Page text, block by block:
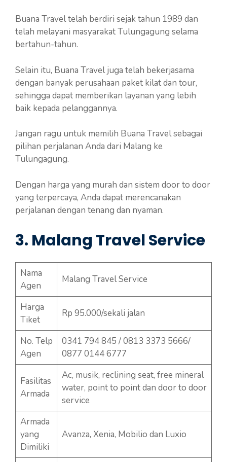
Buana Travel telah berdiri sejak tahun 1989 dan
telah melayani masyarakat Tulungagung selama
bertahun-tahun.
Selain itu, Buana Travel juga telah bekerjasama
dengan banyak perusahaan paket kilat dan tour,
sehingga dapat memberikan layanan yang lebih
baik kepada pelanggannya.
Jangan ragu untuk memilih Buana Travel sebagai
pilihan perjalanan Anda dari Malang ke
Tulungagung.
Dengan harga yang murah dan sistem door to door
yang terpercaya, Anda dapat merencanakan
perjalanan dengan tenang dan nyaman.
3. Malang Travel Service
Nama
Agen
Malang Travel Service
Harga
Tiket
Rp 95.000/sekali jalan
No. Telp
Agen
0341 794 845 / 0813 3373 5666/
0877 0144 6777
Fasilitas
Armada
Ac, musik, reclining seat, free mineral
water, point to point dan door to door
service
Armada
yang
Dimiliki
Avanza, Xenia, Mobilio dan Luxio